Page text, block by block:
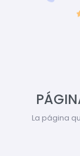
La página